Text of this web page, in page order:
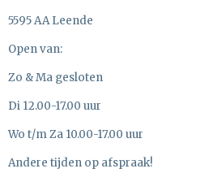
5595 AA Leende
Open van:
Zo & Ma gesloten
Di 12.00-17.00 uur
Wo t/m Za 10.00-17.00 uur
Andere tijden op afspraak!